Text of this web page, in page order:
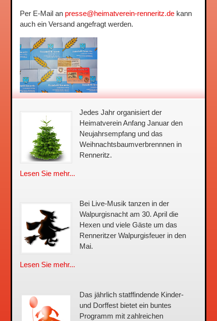
Per E-Mail an presse@heimatverein-renneritz.de kann
auch ein Versand angefragt werden.
Jedes Jahr organisiert der
Heimatverein Anfang Januar den
Neujahrsempfang und das
Weihnachtsbaum­verbrennnen in
Renneritz.
Lesen Sie mehr...
Bei Live-Musik tanzen in der
Walpurgisnacht am 30. April die
Hexen und viele Gäste um das
Renneritzer Walpurgisfeuer in den
Mai.
Lesen Sie mehr...
Das jährlich statffindende Kinder-
und Dorffest bietet ein buntes
Programm mit zahlreichen